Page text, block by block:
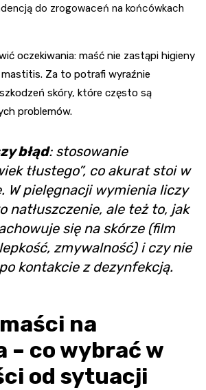
do zrogowaceń na końcówkach
oczekiwania: maść nie zastąpi higieny
mastitis. Za to potrafi wyraźnie
skóry, które często są
problemów.
błąd: stosowanie
tłustego”, co akurat stoi w
W pielęgnacji wymienia liczy
natłuszczenie, ale też to, jak
się na skórze (film
zmywalność) i czy nie
kontakcie z dezynfekcją.
na
– co wybrać w
od sytuacji